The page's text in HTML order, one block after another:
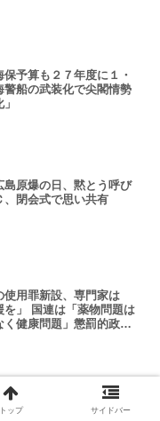
保予算も２７年度に１・
船の武装化で尖閣情勢
島原爆の日、黙とう呼び
閉会式で思い共有
使用罪新設、専門家は
を」 国連は「薬物問題は
く健康問題」懲罰的政策
ヒトラー」ナベツネ「橋
トップ サイドバー